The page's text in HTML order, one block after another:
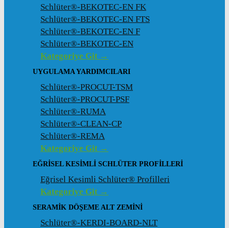
Schlüter®-BEKOTEC-EN FK
Schlüter®-BEKOTEC-EN FTS
Schlüter®-BEKOTEC-EN F
Schlüter®-BEKOTEC-EN
Kategoriye Git →
UYGULAMA YARDIMCILARI
Schlüter®-PROCUT-TSM
Schlüter®-PROCUT-PSF
Schlüter®-RUMA
Schlüter®-CLEAN-CP
Schlüter®-REMA
Kategoriye Git →
EĞRISEL KESIMLI SCHLÜTER PROFILLERI
Eğrisel Kesimli Schlüter® Profilleri
Kategoriye Git →
SERAMIK DÖŞEME ALT ZEMINI
Schlüter®-KERDI-BOARD-NLT